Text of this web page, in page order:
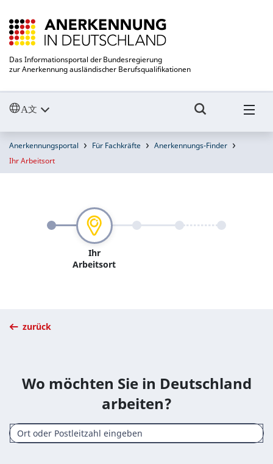
Das Informationsportal der Bundesregierung
zur Anerkennung ausländischer Berufsqualifikationen
Anerkennungsportal Für Fachkräfte
Anerkennungs-Finder
Ihr Arbeitsort
Ihr
Arbeitsort
zurück
Wo möchten Sie in Deutschland
arbeiten?